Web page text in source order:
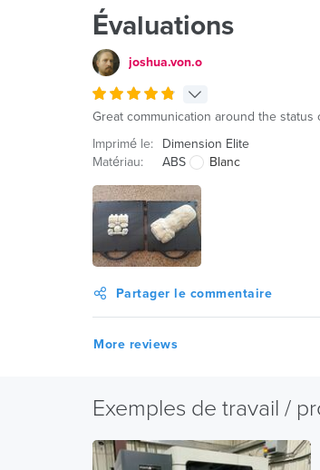
Évaluations
joshua.von.o
Great communication around the
Imprimé le:
Dimension Elite
Matériau:
ABS Blanc
Partager le commentaire
More reviews
Exemples de travail /